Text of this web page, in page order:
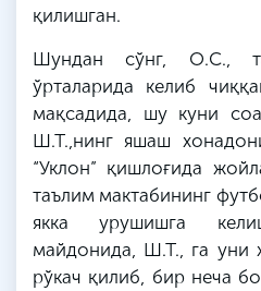
қилишган.
Шундан сўнг, О.С.,
ўрталарида келиб
мақсадида, шу куни
Ш.Т.,нинг яшаш
“Уклон” қишлоғида
таълим мактабининг
якка урушишга
майдонида, Ш.Т., га уни
рўкач қилиб, бир неча